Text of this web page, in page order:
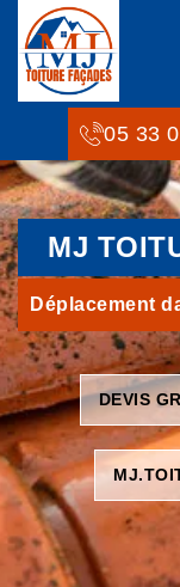
05 33
MJ
Déplacement
DEVIS